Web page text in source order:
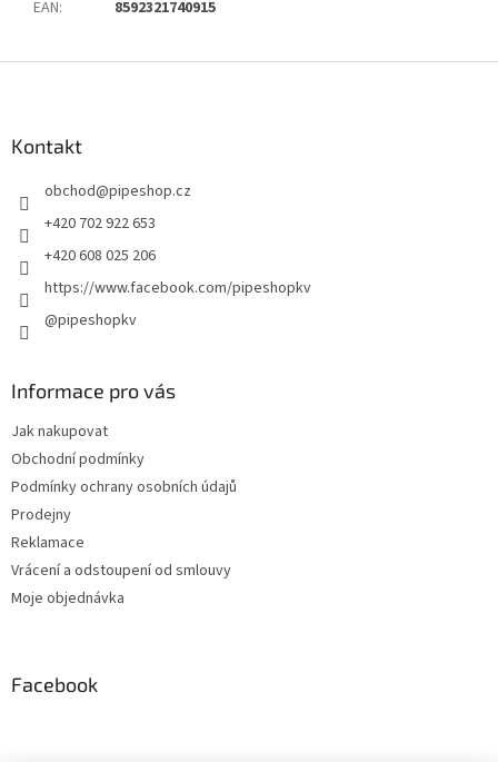
EAN: 8592321740915
Kontakt
obchod@pipeshop.cz
+420 702 922 653
+420 608 025 206
https://www.facebook.com/pipeshopkv
@pipeshopkv
Informace pro vás
Jak nakupovat
Obchodní podmínky
Podmínky ochrany osobních údajů
Prodejny
Reklamace
Vrácení a odstoupení od smlouvy
Moje objednávka
Facebook